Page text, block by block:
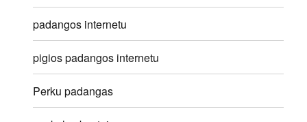
padangos internetu
pigios padangos internetu
Perku padangas